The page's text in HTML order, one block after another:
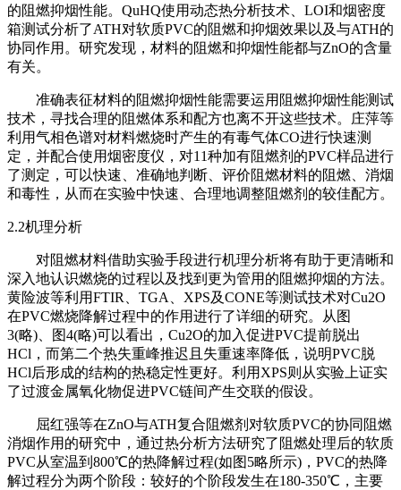
的阻燃抑烟性能。QuHQ使用动态热分析技术、LOI和烟密度
箱测试分析了ATH对软质PVC的阻燃和抑烟效果以及与ATH的
协同作用。研究发现，材料的阻燃和抑烟性能都与ZnO的含量
有关。
准确表征材料的阻燃抑烟性能需要运用阻燃抑烟性能测试
技术，寻找合理的阻燃体系和配方也离不开这些技术。庄萍等
利用气相色谱对材料燃烧时产生的有毒气体CO进行快速测
定，并配合使用烟密度仪，对11种加有阻燃剂的PVC样品进行
了测定，可以快速、准确地判断、评价阻燃材料的阻燃、消烟
和毒性，从而在实验中快速、合理地调整阻燃剂的较佳配方。
2.2机理分析
对阻燃材料借助实验手段进行机理分析将有助于更清晰和
深入地认识燃烧的过程以及找到更为管用的阻燃抑烟的方法。
黄险波等利用FTIR、TGA、XPS及CONE等测试技术对Cu2O
在PVC燃烧降解过程中的作用进行了详细的研究。从图
3(略)、图4(略)可以看出，Cu2O的加入促进PVC提前脱出
HCl，而第二个热失重峰推迟且失重速率降低，说明PVC脱
HCl后形成的结构的热稳定性更好。利用XPS则从实验上证实
了过渡金属氧化物促进PVC链间产生交联的假设。
屈红强等在ZnO与ATH复合阻燃剂对软质PVC的协同阻燃
消烟作用的研究中，通过热分析方法研究了阻燃处理后的软质
PVC从室温到800℃的热降解过程(如图5略所示)，PVC的热降
解过程分为两个阶段：较好的个阶段发生在180-350℃，主要